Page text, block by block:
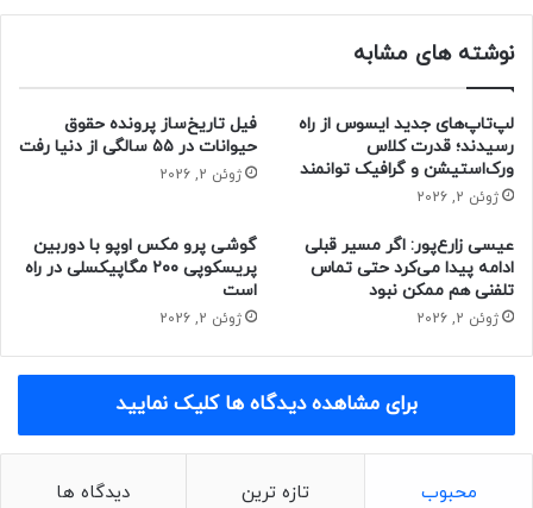
آیفون‌های آینده به کار گرفته خواهد شد.
سنسور سه‌لایه‌ی مذکور با بسته‌بندی تراشه‌های پردازشی در پشت
سنسور دوربین و چیدمان سه تراشه روی‌هم، می‌تواند سرعت
پردازش و کیفیت تصویر را در مقایسه با سنسور فعلی بهبود
ببخشد. با کاهش فاصله‌ی انتقال داده بین پیکسل‌ها و پردازنده‌ها،
سرعت پردازش افزایش‌ و نویز تصویر نیز کاهش می‌یابد که
نتیجه‌ی آن تصاویری با‌کیفیت‌تر خواهد بود.
نوشته های مشابه
لپ‌تاپ‌های جدید ایسوس از راه
رسیدند؛ قدرت کلاس
ورک‌استیشن و گرافیک توانمند
ژوئن 2, 2026
فیل تاریخ‌ساز پرونده حقوق
حیوانات در ۵۵ سالگی از دنیا رفت
ژوئن 2, 2026
عیسی زارع‌پور: اگر مسیر قبلی
ادامه پیدا می‌کرد حتی تماس
تلفنی هم ممکن نبود
ژوئن 2, 2026
گوشی پرو مکس اوپو با دوربین
پریسکوپی ۲۰۰ مگاپیکسلی در راه
است
ژوئن 2, 2026
برای مشاهده دیدگاه ها کلیک نمایید
محبوب تازه ترین دیدگاه ها